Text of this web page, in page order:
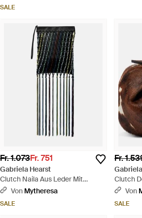
SALE
Fr. 1.073Fr. 751
Gabriela Hearst
Clutch Naila Aus Leder Mit
Fransen - Schwarz
Von Mytheresa
SALE
Fr.
Clutch
- Braun
Von
SALE